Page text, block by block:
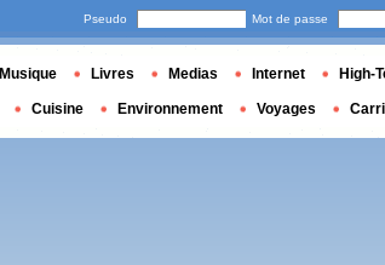
Pseudo Mot de passe
Musique Livres Medias Internet High-
Cuisine Environnement Voyages